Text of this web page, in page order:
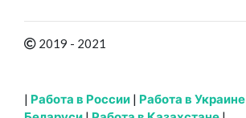
2019 - 2021
| Работа в России | Работа в Украине